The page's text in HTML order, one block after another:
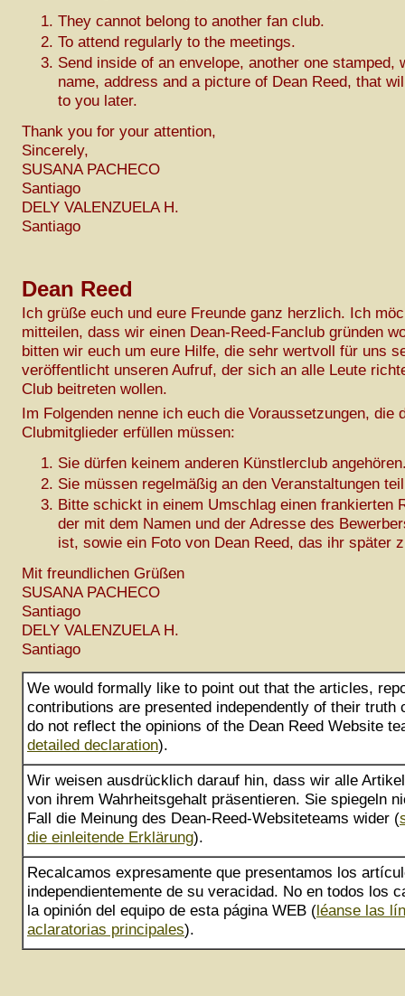
They cannot belong to another fan club.
To attend regularly to the meetings.
Send inside of an envelope, another one stamped,
name, address and a picture of Dean Reed, that
to you later.
Thank you for your attention,
Sincerely,
SUSANA PACHECO
Santiago
DELY VALENZUELA H.
Santiago
Dean Reed
Ich grüße euch und eure Freunde ganz herzlich. Ich
mitteilen, dass wir einen Dean-Reed-Fanclub gründen
bitten wir euch um eure Hilfe, die sehr wertvoll für uns
veröffentlicht unseren Aufruf, der sich an alle Leute
Club beitreten wollen.
Im Folgenden nenne ich euch die Voraussetzungen, die
Clubmitglieder erfüllen müssen:
Sie dürfen keinem anderen Künstlerclub
Sie müssen regelmäßig an den Veranstaltungen
Bitte schickt in einem Umschlag einen frankierten
der mit dem Namen und der Adresse des
ist, sowie ein Foto von Dean Reed, das ihr später
Mit freundlichen Grüßen
SUSANA PACHECO
Santiago
DELY VALENZUELA H.
Santiago
We would formally like to point out that the articles,
contributions are presented independently of their truth
do not reflect the opinions of the Dean Reed Website
detailed declaration).
Wir weisen ausdrücklich darauf hin, dass wir alle
von ihrem Wahrheitsgehalt präsentieren. Sie spiegeln
Fall die Meinung des Dean-Reed-Websiteteams wider (
die einleitende Erklärung).
Recalcamos expresamente que presentamos los
independientemente de su veracidad. No en todos los
la opinión del equipo de esta página WEB (léanse las
aclaratorias principales).